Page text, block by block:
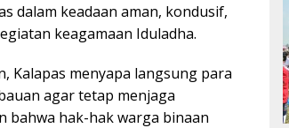
dalam keadaan aman, kondusif,
keagamaan Iduladha.
Kalapas menyapa langsung para
agar tetap menjaga
bahwa hak-hak warga binaan